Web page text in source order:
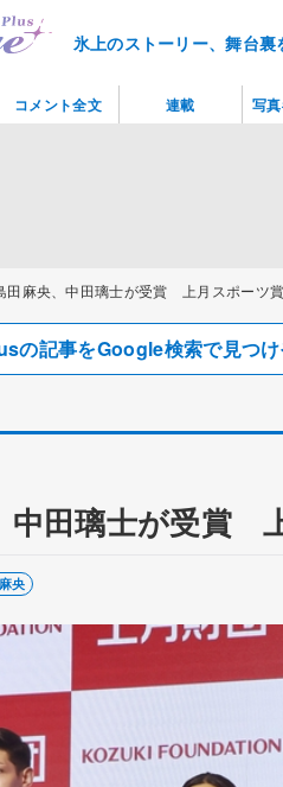
氷上のストーリー、舞台
田麻央、中田璃士が受賞 上月スポーツ
の記事をGoogle検索で見つ
中田璃士が受賞
央
コメント全文 連載 写